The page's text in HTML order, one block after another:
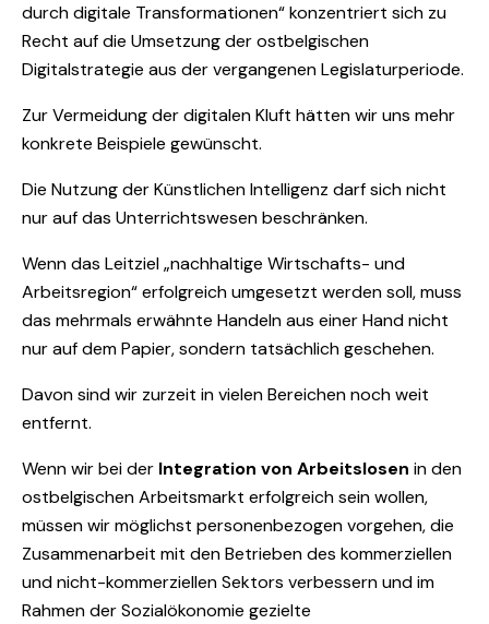
durch digitale Transformationen“ konzentriert sich zu
Recht auf die Umsetzung der ostbelgischen
Digitalstrategie aus der vergangenen Legislaturperiode.
Zur Vermeidung der digitalen Kluft hätten wir uns mehr
konkrete Beispiele gewünscht.
Die Nutzung der Künstlichen Intelligenz darf sich nicht
nur auf das Unterrichtswesen beschränken.
Wenn das Leitziel „nachhaltige Wirtschafts- und
Arbeitsregion“ erfolgreich umgesetzt werden soll, muss
das mehrmals erwähnte Handeln aus einer Hand nicht
nur auf dem Papier, sondern tatsächlich geschehen.
Davon sind wir zurzeit in vielen Bereichen noch weit
entfernt.
Wenn wir bei der Integration von Arbeitslosen in den
ostbelgischen Arbeitsmarkt erfolgreich sein wollen,
müssen wir möglichst personenbezogen vorgehen, die
Zusammenarbeit mit den Betrieben des kommerziellen
und nicht-kommerziellen Sektors verbessern und im
Rahmen der Sozialökonomie gezielte